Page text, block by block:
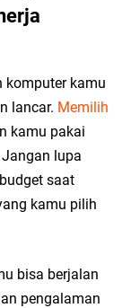
komputer kamu
lancar. Memilih
kamu pakai
lupa
saat
kamu pilih
bisa berjalan
pengalaman